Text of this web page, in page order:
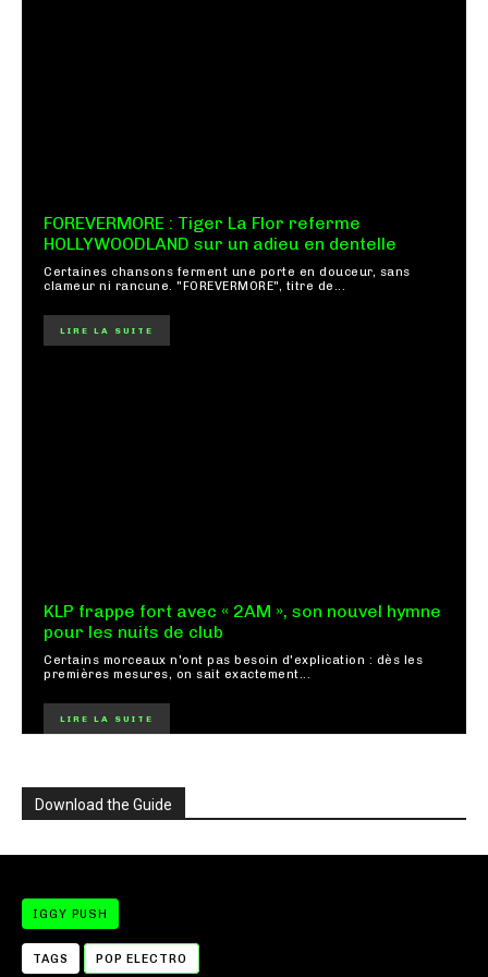
FOREVERMORE : Tiger La Flor referme
HOLLYWOODLAND sur un adieu en dentelle
Certaines chansons ferment une porte en douceur, sans
clameur ni rancune. "FOREVERMORE", titre de...
LIRE LA SUITE
KLP frappe fort avec « 2AM », son nouvel hymne
pour les nuits de club
Certains morceaux n'ont pas besoin d'explication : dès les
premières mesures, on sait exactement...
LIRE LA SUITE
Download the Guide
IGGY PUSH
TAGS POP ELECTRO